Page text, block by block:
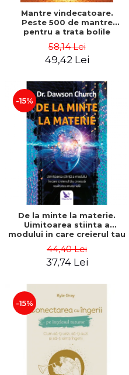
Mantre vindecatoare.
Peste 500 de mantre
pentru a trata bolile
(include CD) - Philippe
Barraqué
58,14 Lei
49,42 Lei
-15%
De la minte la materie.
Uimitoarea stiinta a
modului in care creierul tau
materiala – Dr. Dawson
Church
44,40 Lei
37,74 Lei
-15%